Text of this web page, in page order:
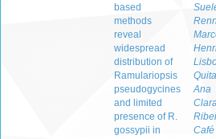
based
methods
reveal
widespread
distribution of
Ramulariopsis
pseudogycines
and limited
presence of R.
gossypii in
Ana
Café